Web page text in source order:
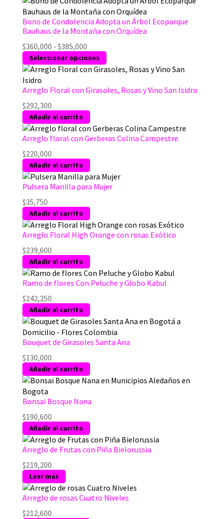
opciones
se
pueden
en
la
página
producto
Bono de Condolencia Adopta un Árbol Ecoparque
Bauhaus de la Montaña con Orquídea
$360,000 - $385,000Rango
de
precios:
$360,000
$385,000
Seleccionar opciones
producto
múltiples
se
pueden
la
página
Arreglo Floral con Girasoles, Rosas y Vino San Isidro
$292,300
Añadir al carrito
Arreglo floral con Gerberas Colina Campestre
$220,000
Añadir al carrito
Pulsera Manilla para Mujer
$35,750
Añadir al carrito
Arreglo Floral High Orange con rosas Exótico
$239,600
Añadir al carrito
Ramo de flores Con Peluche y Globo Kabul
$242,250
Añadir al carrito
Bouquet de Girasoles Santa Ana
$130,000
Añadir al carrito
Bonsai Bosque Nana
$190,600
Añadir al carrito
Arreglo de Frutas con Piña Bielorussia
$219,200
Leer más
Arreglo de rosas Cuatro Niveles
$212,600